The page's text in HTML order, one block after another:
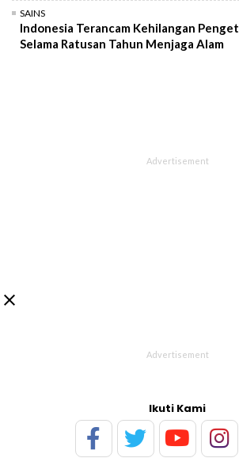
SAINS
Indonesia Terancam Kehilangan
Selama Ratusan Tahun Menjaga Alam

Ikuti Kami